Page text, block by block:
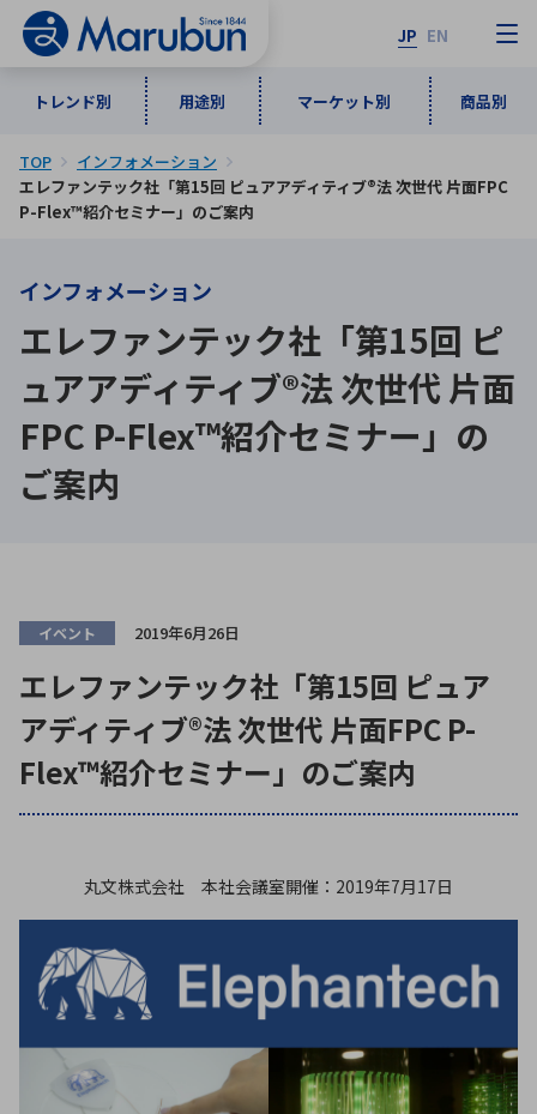
JP EN
トレンド別 用途別 マーケット別 商品別
トレンド別
5G・Local 5G
ミリ波レーダー
用途別
監視・セキュリティ
製品製造・加工
照射
シミュレーター
マーケット別
自動車
情報通信 宇宙・防衛
商品別
半導体・電子部品
計測・測定・表示機器 検査・分析機器
レーザー・光学部品 組込コンピュータ
医療機器
メーカ一覧
か行 さ行
た行
ま行
や行
アルファベット順
I
J
M
N O
P
Q
R S
T
V W
検索
TOP
インフォメーション
エレファンテック社「第15回 ピュアアディティブ®法 次世代 片面FPC
P-Flex™紹介セミナー」のご案内
インフォメーション
エレファンテック社「第15回 ピ
ュアアディティブ®法 次世代 片面
FPC P-Flex™紹介セミナー」の
ご案内
イベント 2019年6月26日
エレファンテック社「第15回 ピュア
アディティブ®法 次世代 片面FPC P-
Flex™紹介セミナー」のご案内
丸文株式会社 本社会議室開催：2019年7月17日